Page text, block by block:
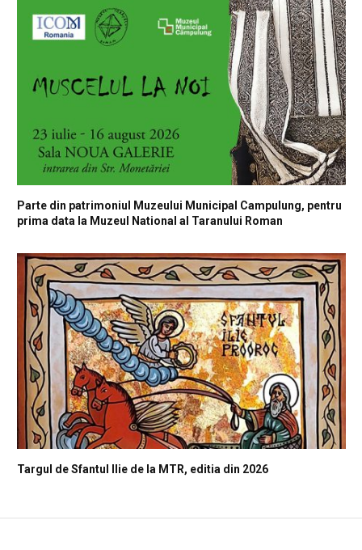
Parte din patrimoniul Muzeului Municipal Campulung, pentru
prima data la Muzeul National al Taranului Roman
Targul de Sfantul Ilie de la MTR, editia din 2026